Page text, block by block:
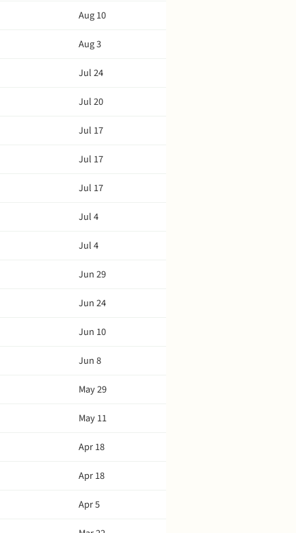
Aug 10
Aug 3
Jul 24
Jul 20
Jul 17
Jul 17
Jul 17
Jul 4
Jul 4
Jun 29
Jun 24
Jun 10
Jun 8
May 29
May 11
Apr 18
Apr 18
Apr 5